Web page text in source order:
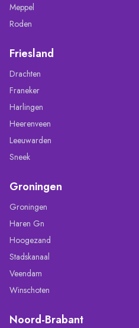
Meppel
Roden
Friesland
Drachten
Franeker
Harlingen
Heerenveen
Leeuwarden
Sneek
Groningen
Groningen
Haren Gn
Hoogezand
Stadskanaal
Veendam
Winschoten
Noord-Brabant